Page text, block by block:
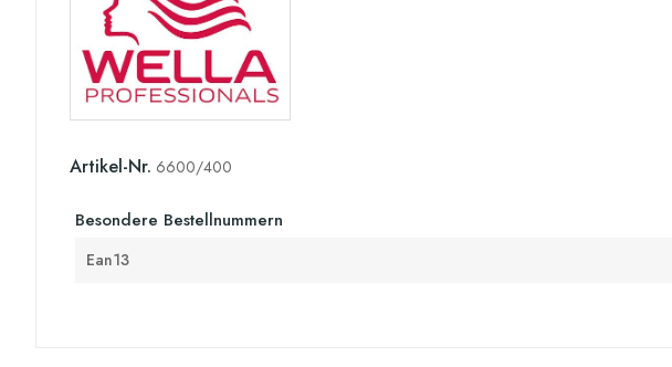
Artikel-Nr. 6600/400
Besondere Bestellnummern
Ean13